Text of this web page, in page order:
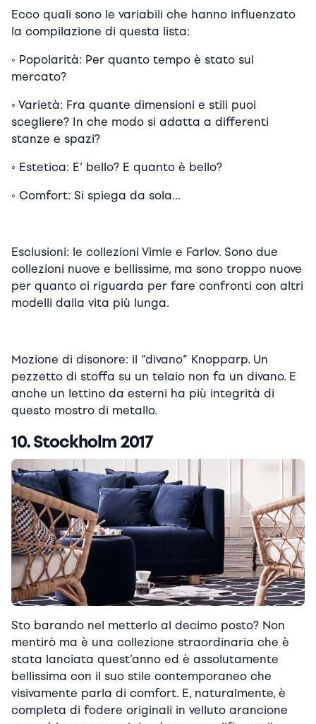
Ecco quali sono le variabili che hanno influenzato
la compilazione di questa lista:
◦ Popolarità: Per quanto tempo è stato sul
mercato?
◦ Varietà: Fra quante dimensioni e stili puoi
scegliere? In che modo si adatta a differenti
stanze e spazi?
◦ Estetica: E’ bello? E quanto è bello?
◦ Comfort: Si spiega da sola…
Esclusioni: le collezioni Vimle e Farlov. Sono due
collezioni nuove e bellissime, ma sono troppo nuove
per quanto ci riguarda per fare confronti con altri
modelli dalla vita più lunga.
Mozione di disonore: il “divano” Knopparp. Un
pezzetto di stoffa su un telaio non fa un divano. E
anche un lettino da esterni ha più integrità di
questo mostro di metallo.
10. Stockholm 2017
Sto barando nel metterlo al decimo posto? Non
mentirò ma è una collezione straordinaria che è
stata lanciata quest’anno ed è assolutamente
bellissima con il suo stile contemporaneo che
visivamente parla di comfort. E, naturalmente, è
completa di fodere originali in velluto arancione